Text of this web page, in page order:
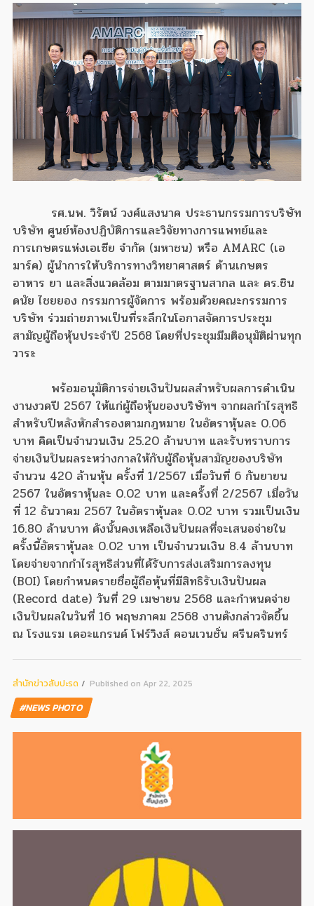
รศ.นพ. วิรัตน์ วงศ์แสงนาค ประธานกรรมการบริษัท
บริษัท ศูนย์ห้องปฏิบัติการและวิจัยทางการแพทย์และ
การเกษตรแห่งเอเซีย จำกัด (มหาชน) หรือ AMARC (เอ
มาร์ค) ผู้นำการให้บริการทางวิทยาศาสตร์ ด้านเกษตร
อาหาร ยา และสิ่งแวดล้อม ตามมาตรฐานสากล และ ดร.ชิน
ดนัย ไชยยอง กรรมการผู้จัดการ พร้อมด้วยคณะกรรมการ
บริษัท ร่วมถ่ายภาพเป็นที่ระลึกในโอกาสจัดการประชุม
สามัญผู้ถือหุ้นประจำปี 2568 โดยที่ประชุมมีมติอนุมัติผ่านทุก
วาระ
พร้อมอนุมัติการจ่ายเงินปันผลสำหรับผลการดำเนิน
งานงวดปี 2567 ให้แก่ผู้ถือหุ้นของบริษัทฯ จากผลกำไรสุทธิ
สำหรับปีหลังหักสำรองตามกฎหมาย ในอัตราหุ้นละ 0.06
บาท คิดเป็นจำนวนเงิน 25.20 ล้านบาท และรับทราบการ
จ่ายเงินปันผลระหว่างกาลให้กับผู้ถือหุ้นสามัญของบริษัท
จำนวน 420 ล้านหุ้น ครั้งที่ 1/2567 เมื่อวันที่ 6 กันยายน
2567 ในอัตราหุ้นละ 0.02 บาท และครั้งที่ 2/2567 เมื่อวัน
ที่ 12 ธันวาคม 2567 ในอัตราหุ้นละ 0.02 บาท รวมเป็นเงิน
16.80 ล้านบาท ดังนั้นคงเหลือเงินปันผลที่จะเสนอจ่ายใน
ครั้งนี้อัตราหุ้นละ 0.02 บาท เป็นจำนวนเงิน 8.4 ล้านบาท
โดยจ่ายจากกำไรสุทธิส่วนที่ได้รับการส่งเสริมการลงทุน
(BOI) โดยกำหนดรายชื่อผู้ถือหุ้นที่มีสิทธิรับเงินปันผล
(Record date) วันที่ 29 เมษายน 2568 และกำหนดจ่าย
เงินปันผลในวันที่ 16 พฤษภาคม 2568 งานดังกล่าวจัดขึ้น
ณ โรงแรม เดอะแกรนด์ โฟร์วิงส์ คอนเวนชั่น ศรีนครินทร์
สํานักข่าวสับปะรด Published on Apr 22, 2025
#NEWS PHOTO